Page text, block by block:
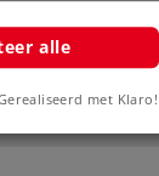
alle
met Klaro!